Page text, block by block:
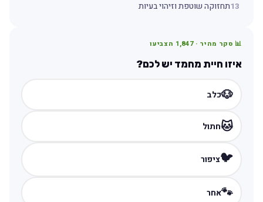
13תחזוקה שוטפת וזיהוי בעיות
📊 סקר מהיר · 1,847הצביעו
איזו חיית מחמד יש לכם?
🐶כלב
🐱חתול
🐦ציפור
🐾אחר